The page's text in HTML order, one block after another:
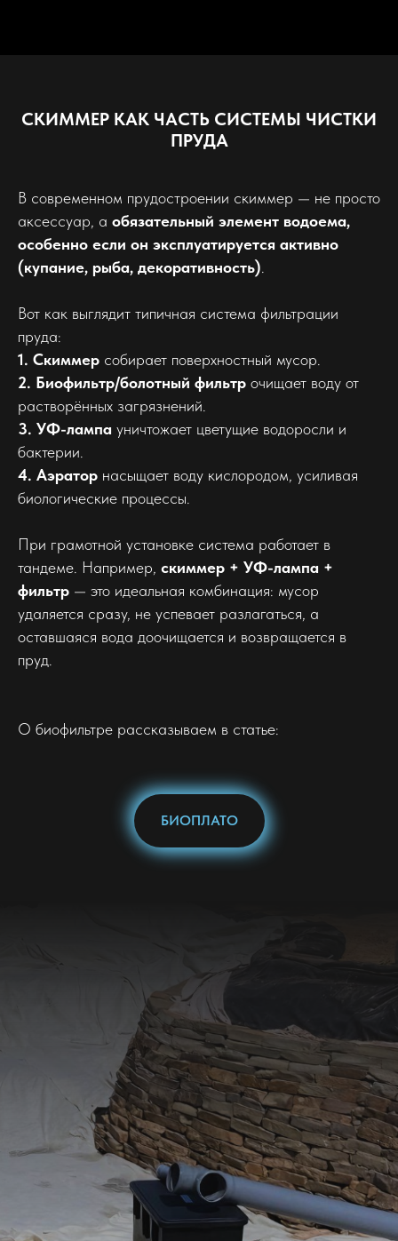
СКИММЕР КАК ЧАСТЬ СИСТЕМЫ ЧИСТКИ
ПРУДА
В современном прудостроении скиммер — не просто
аксессуар, а обязательный элемент водоема,
особенно если он эксплуатируется активно
(купание, рыба, декоративность)
Вот как выглядит типичная система фильтрации
пруда:
1. Скиммер собирает поверхностный мусор.
2. Биофильтр/болотный фильтр очищает воду от
растворённых загрязнений.
3. УФ-лампа уничтожает цветущие водоросли и
бактерии.
4. Аэратор насыщает воду кислородом, усиливая
биологические процессы.
При грамотной установке система работает в
тандеме. Например, скиммер + УФ-лампа +
фильтр — это идеальная комбинация: мусор
удаляется сразу, не успевает разлагаться, а
оставшаяся вода доочищается и возвращается в
пруд.
О биофильтре рассказываем в статье:
БИОПЛАТО